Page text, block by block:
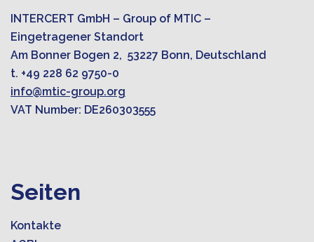
INTERCERT GmbH – Group of MTIC –
Eingetragener Standort
Am Bonner Bogen 2, 53227 Bonn, Deutschland
t. +49 228 62 9750-0
info@mtic-group.org
VAT Number: DE260303555
Seiten
Kontakte